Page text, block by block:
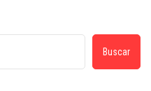
Buscar